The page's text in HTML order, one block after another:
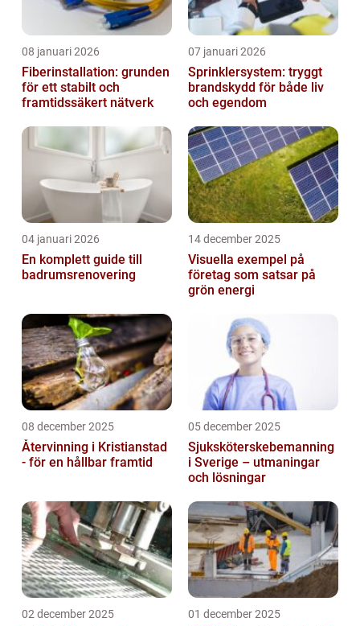
08 januari 2026
Fiberinstallation: grunden
för ett stabilt och
framtidssäkert nätverk
07 januari 2026
Sprinklersystem: tryggt
brandskydd för både liv
och egendom
04 januari 2026
En komplett guide till
badrumsrenovering
14 december 2025
Visuella exempel på
företag som satsar på
grön energi
08 december 2025
Återvinning i Kristianstad
- för en hållbar framtid
05 december 2025
Sjuksköterskebemanning
i Sverige – utmaningar
och lösningar
02 december 2025 01 december 2025